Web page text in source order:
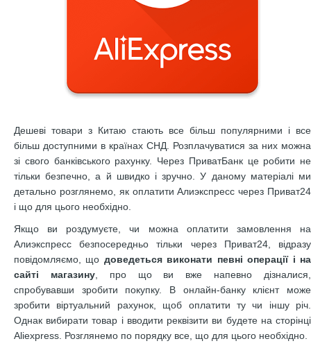
Дешеві товари з Китаю стають все більш популярними і все
більш доступними в країнах СНД. Розплачуватися за них можна
зі свого банківського рахунку. Через ПриватБанк це робити не
тільки безпечно, а й швидко і зручно. У даному матеріалі ми
детально розглянемо, як оплатити Алиэкспресс через Приват24
і що для цього необхідно.
Якщо ви роздумуєте, чи можна оплатити замовлення на
Алиэкспресс безпосередньо тільки через Приват24, відразу
повідомляємо, що доведеться виконати певні операції і на
сайті магазину, про що ви вже напевно дізналися,
спробувавши зробити покупку. В онлайн-банку клієнт може
зробити віртуальний рахунок, щоб оплатити ту чи іншу річ.
Однак вибирати товар і вводити реквізити ви будете на сторінці
Aliexpress. Розглянемо по порядку все, що для цього необхідно.